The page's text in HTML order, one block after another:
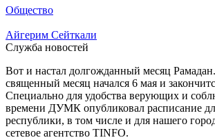
Общество
Айгерим Сейткали
Служба новостей
Вот и настал долгожданный месяц
священный месяц начался 6 мая и
Специально для удобства верующих и
времени ДУМК опубликовал расписание
республики, в том числе и для нашего
сетевое агентство TINFO.